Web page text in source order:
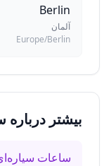
Berlin
آلمان
Europe/Berlin
بیشتر درباره
ساعات